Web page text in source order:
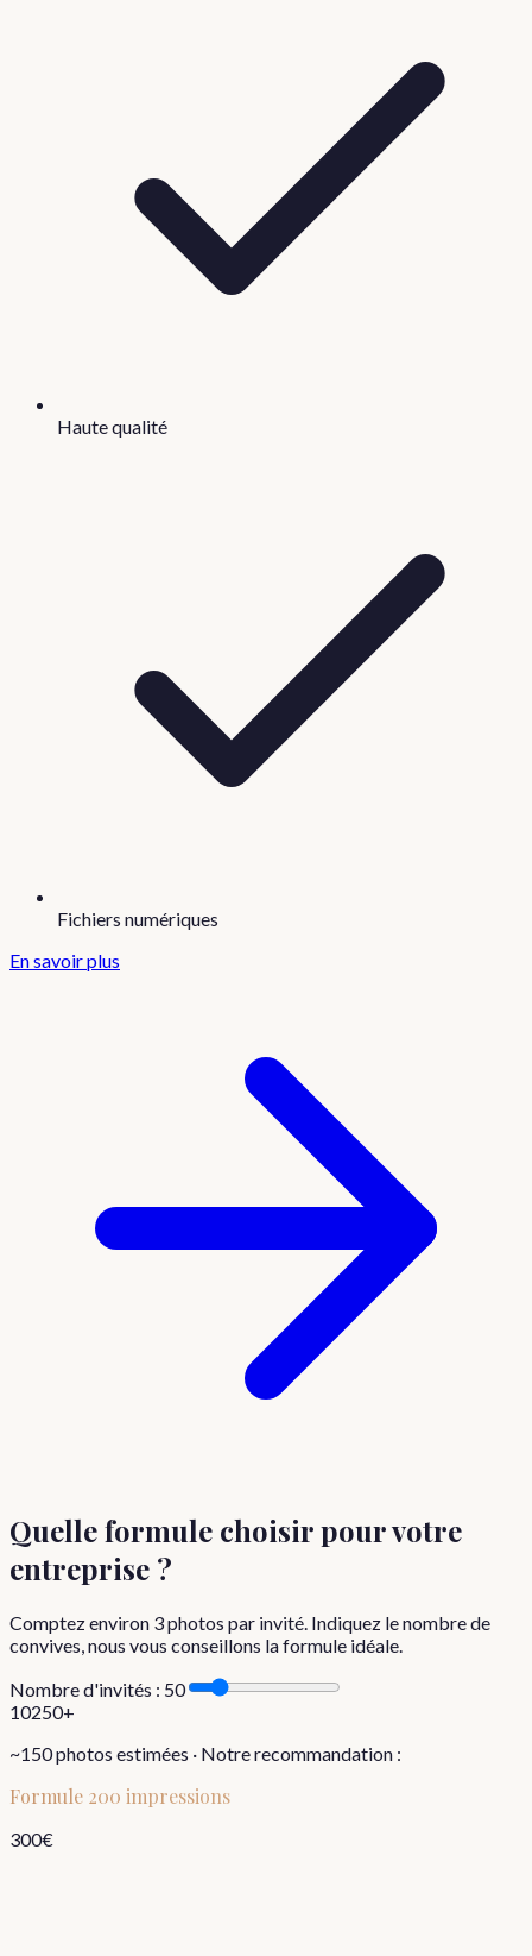
Haute qualité
Fichiers numériques
En savoir plus
Quelle formule choisirpour votre
entreprise ?
Comptez environ 3photos par invité. Indiquez le nombre de
convives, nous vous conseillons la formule idéale.
Nombre d'invités : 50
10250+
~150photos estimées · Notre recommandation :
Formule 200 impressions
300€